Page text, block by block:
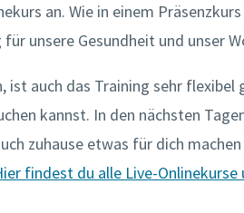
an. Wie in einem
unsere Gesundheit und unser
auch das Training sehr flexibel
kannst. In den nächsten
zuhause etwas für dich
findest du alle Live-